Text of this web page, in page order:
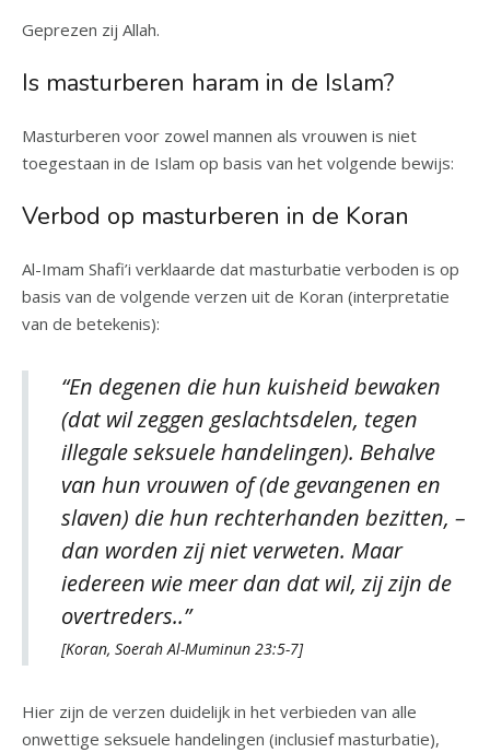
Geprezen zij Allah.
Is masturberen haram in de Islam?
Masturberen voor zowel mannen als vrouwen is niet
toegestaan in de Islam op basis van het volgende bewijs:
Verbod op masturberen in de Koran
Al-Imam Shafi’i verklaarde dat masturbatie verboden is op
basis van de volgende verzen uit de Koran (interpretatie
van de betekenis):
“En degenen die hun kuisheid bewaken
(dat wil zeggen geslachtsdelen, tegen
illegale seksuele handelingen). Behalve
van hun vrouwen of (de gevangenen en
slaven) die hun rechterhanden bezitten, –
dan worden zij niet verweten. Maar
iedereen wie meer dan dat wil, zij zijn de
overtreders..”
[Koran, Soerah Al-Muminun 23:5-7]
Hier zijn de verzen duidelijk in het verbieden van alle
onwettige seksuele handelingen (inclusief masturbatie),